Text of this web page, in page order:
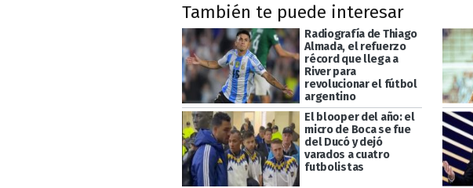
También te puede interesar
Radiografía de Thiago
Almada, el refuerzo
récord que llega a
River para
revolucionar el fútbol
argentino
El blooper del año: el
micro de Boca se fue
del Ducó y dejó
varados a cuatro
futbolistas